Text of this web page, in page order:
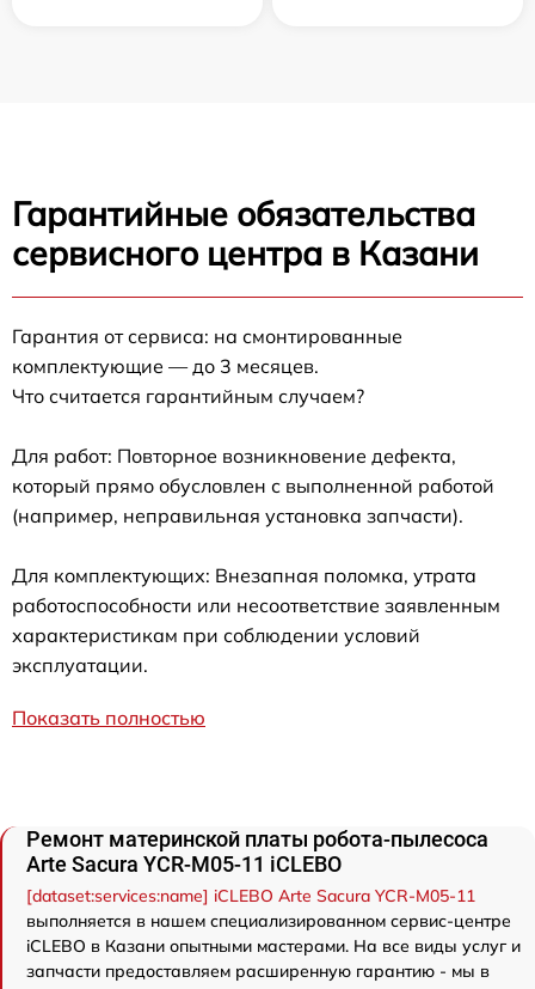
Гарантийные обязательства
сервисного центра в Казани
Гарантия от сервиса: на смонтированные
комплектующие — до 3 месяцев.
Что считается гарантийным случаем?
Для работ: Повторное возникновение дефекта,
который прямо обусловлен с выполненной работой
(например, неправильная установка запчасти).
Для комплектующих: Внезапная поломка, утрата
работоспособности или несоответствие заявленным
характеристикам при соблюдении условий
эксплуатации.
Показать полностью
Ремонт материнской платы робота-пылесоса
Arte Sacura YCR-M05-11 iCLEBO
[dataset:services:name] iCLEBO Arte Sacura YCR-M05-11
выполняется в нашем специализированном сервис-центре
iCLEBO в Казани опытными мастерами. На все виды услуг и
запчасти предоставляем расширенную гарантию - мы в